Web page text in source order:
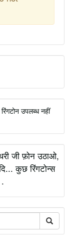
उपलब्ध नहीं
जी फ़ोन उठाओ,
कुछ रिंगटोन्स